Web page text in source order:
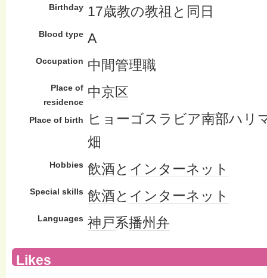
Birthday 17歳教の教祖と同日
Blood type A
Occupation 中間管理職
Place of
residence
中京区
Place of birth
ヒョーゴスラビア南部ハリ
畑
Hobbies 飲酒と インターネット
Special skills 飲酒と インターネット
Languages 神戸系播州弁
Likes